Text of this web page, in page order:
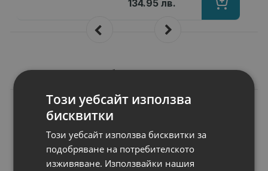
134.95 лв.
Подобни продукти
N
Ink Cartridge
Брой страници
Съвместимост
Този уебсайт използва
бисквитки
Този уебсайт използва бисквитки за
подобряване на потребителското
изживяване. Използвайки нашия